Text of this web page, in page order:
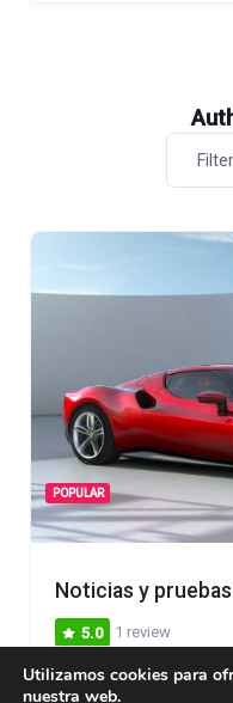
POPULAR
Noticias y
5.0 1 review
Utilizamos cookies para
nuestra web.